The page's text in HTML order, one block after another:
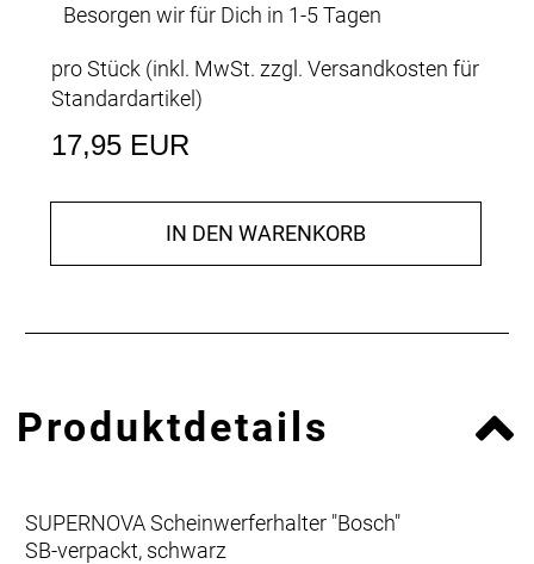
Besorgen wir für Dich in 1-5 Tagen
pro Stück (inkl. MwSt. zzgl. Versandkosten für
Standardartikel)
17,95 EUR
IN DEN WARENKORB
Produktdetails
SUPERNOVA Scheinwerferhalter "Bosch"
SB-verpackt, schwarz